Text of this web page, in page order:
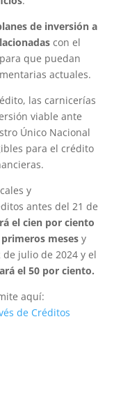
de inversión a
con el
que puedan
actuales.
las carnicerías
viable ante
Único Nacional
para el crédito
y
antes del 21 de
el cien por ciento
mesesy
julio de 2024 y el
el 50 por ciento.
aquí:
de Créditos